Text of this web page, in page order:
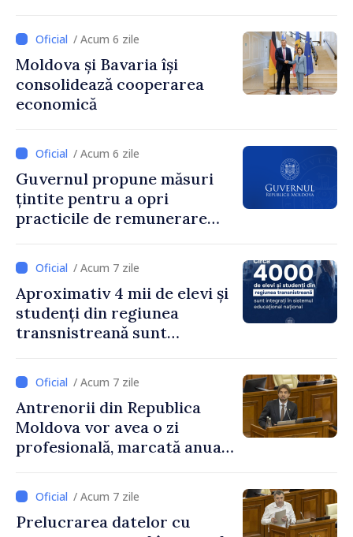
Guvernului, Alexei Buzu:
„85,5% dintre primării au
inițiat procesul. Le
mulțumim aleșilor locali
pentru că au pus pe primul
dezvoltar
/ Acum 6 zile
Moldova și Bavaria își
consolidează cooperarea
economică
/ Acum 6 zile
Guvernul propune măsuri
țintite pentru a opri
practicile de remunerare
/ Acum 7 zile
Aproximativ 4 mii de elevi și
studenți din regiunea
transnistreană sunt
educațional național
/ Acum 7 zile
Antrenorii din Republica
Moldova vor avea o zi
profesională, marcată anual
/ Acum 7 zile
Prelucrarea datelor cu